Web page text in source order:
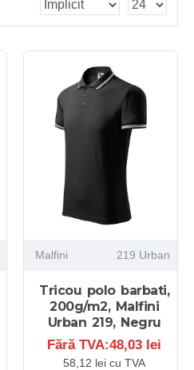
Malfini 219 Urban
Tricou polo barbati,
200g/m2, Malfini
Urban 219, Negru
Fără TVA:48,03 lei
58,12 lei cu TVA